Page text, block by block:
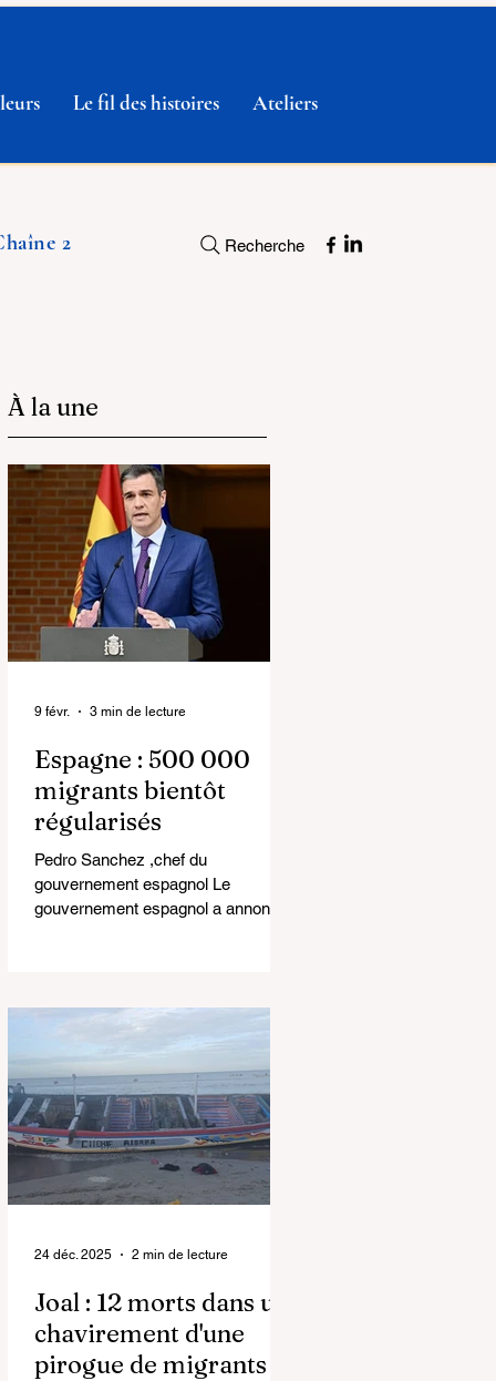
Le fil des histoires Ateliers
2 Recherche
À la une
Espagne : 500 000
migrants bientôt
régularisés
Pedro Sanchez ,chef du
gouvernement espagnol Le
gouvernement espagnol a annoncé
Cette décision, prise lors du Conseil
des ministres du 27 janvier 2026,
marque une évolution majeure de la
politique migratoire du pays et ouvre
de nouvelles perspectives pour des
milliers de travailleurs, dont de
nombreux Sénégalais. Une
régularisation historique La
régularisation extraor
9 févr. 3 min de lecture
Joal : 12 morts dans un
chavirement d'une
pirogue de migrants
24 déc. 2025 2 min de lecture